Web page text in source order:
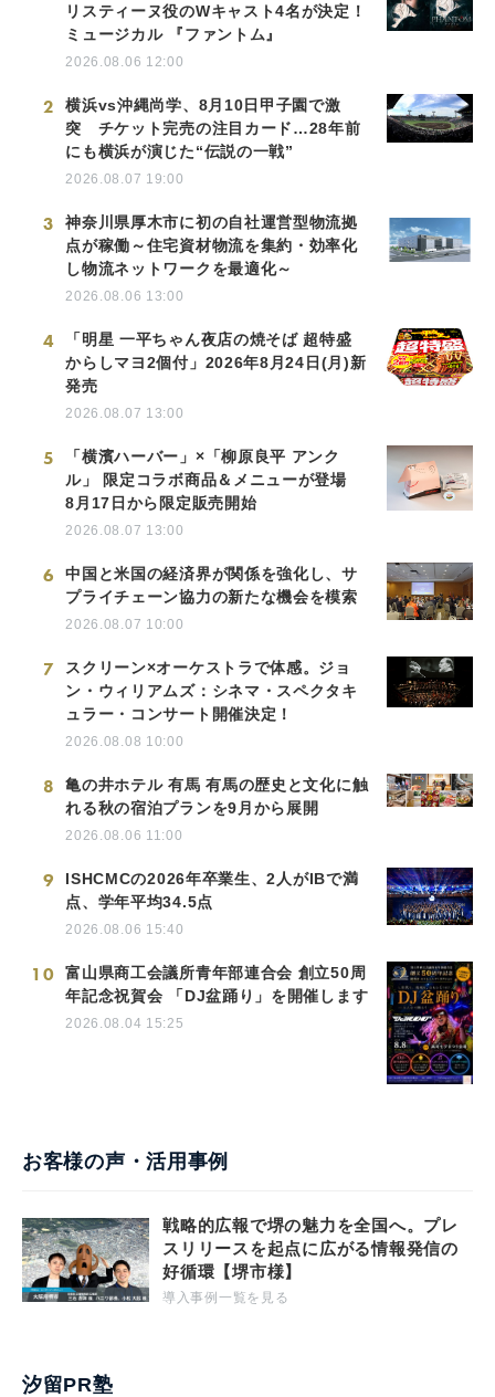
リスティーヌ役のWキャスト4名が決定！
ミュージカル 『ファントム』
2026.08.06 12:00
2
横浜vs沖縄尚学、8月10日甲子園で激
突 チケット完売の注目カード…28年前
にも横浜が演じた“伝説の一戦”
2026.08.07 19:00
3
神奈川県厚木市に初の自社運営型物流拠
点が稼働～住宅資材物流を集約・効率化
し物流ネットワークを最適化～
2026.08.06 13:00
4
「明星 一平ちゃん夜店の焼そば 超特盛
からしマヨ2個付」2026年8月24日(月)新
発売
2026.08.07 13:00
5
「横濱ハーバー」×「柳原良平 アンク
ル」 限定コラボ商品＆メニューが登場
8月17日から限定販売開始
2026.08.07 13:00
6
中国と米国の経済界が関係を強化し、サ
プライチェーン協力の新たな機会を模索
2026.08.07 10:00
7
スクリーン×オーケストラで体感。ジョ
ン・ウィリアムズ：シネマ・スペクタキ
ュラー・コンサート開催決定！
2026.08.08 10:00
8
亀の井ホテル 有馬 有馬の歴史と文化に触
れる秋の宿泊プランを9月から展開
2026.08.06 11:00
9
ISHCMCの2026年卒業生、2人がIBで満
点、学年平均34.5点
2026.08.06 15:40
10
富山県商工会議所青年部連合会 創立50周
年記念祝賀会 「DJ盆踊り」を開催します
2026.08.04 15:25
お客様の声・活用事例
戦略的広報で堺の魅力を全国へ。プレ
スリリースを起点に広がる情報発信の
好循環【堺市様】
導入事例一覧を見る
汐留PR塾